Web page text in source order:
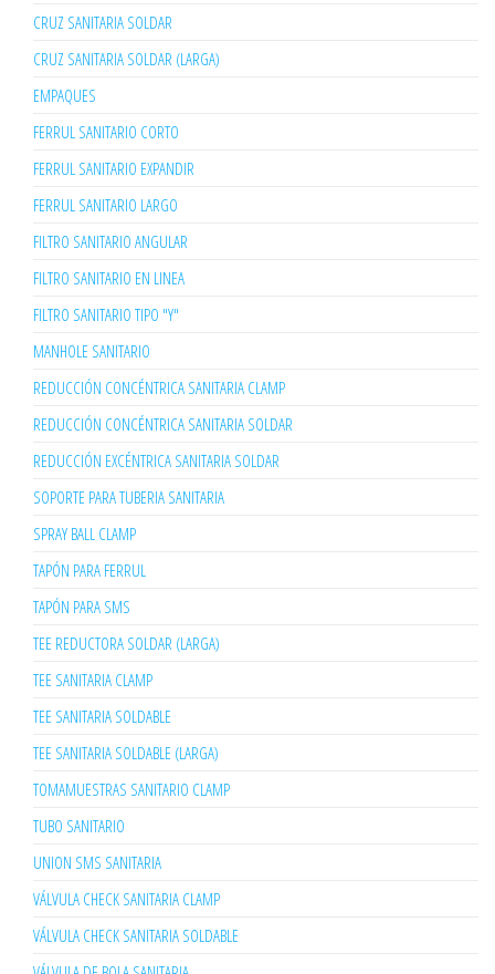
CRUZ SANITARIA SOLDAR
CRUZ SANITARIA SOLDAR (LARGA)
EMPAQUES
FERRUL SANITARIO CORTO
FERRUL SANITARIO EXPANDIR
FERRUL SANITARIO LARGO
FILTRO SANITARIO ANGULAR
FILTRO SANITARIO EN LINEA
FILTRO SANITARIO TIPO "Y"
MANHOLE SANITARIO
REDUCCIÓN CONCÉNTRICA SANITARIA CLAMP
REDUCCIÓN CONCÉNTRICA SANITARIA SOLDAR
REDUCCIÓN EXCÉNTRICA SANITARIA SOLDAR
SOPORTE PARA TUBERIA SANITARIA
SPRAY BALL CLAMP
TAPÓN PARA FERRUL
TAPÓN PARA SMS
TEE REDUCTORA SOLDAR (LARGA)
TEE SANITARIA CLAMP
TEE SANITARIA SOLDABLE
TEE SANITARIA SOLDABLE (LARGA)
TOMAMUESTRAS SANITARIO CLAMP
TUBO SANITARIO
UNION SMS SANITARIA
VÁLVULA CHECK SANITARIA CLAMP
VÁLVULA CHECK SANITARIA SOLDABLE